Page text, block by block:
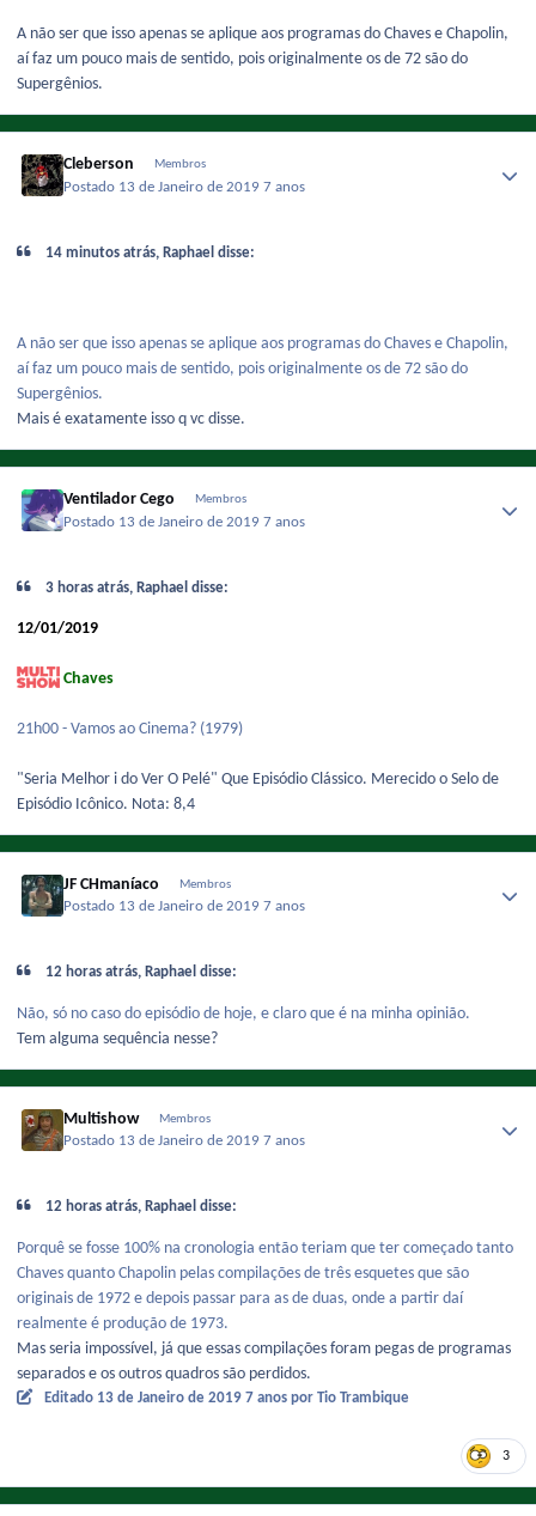
A não ser que isso apenas se aplique aos programas do Chaves e Chapolin,
aí faz um pouco mais de sentido, pois originalmente os de 72 são do
Supergênios.
Cleberson Membros
Postado 13 de Janeiro de 20197 anos
14 minutos atrás, Raphael disse:
A não ser que isso apenas se aplique aos programas do Chaves e Chapolin,
aí faz um pouco mais de sentido, pois originalmente os de 72 são do
Supergênios.
Mais é exatamente isso q vc disse.
Ventilador Cego Membros
Postado 13 de Janeiro de 20197 anos
3 horas atrás, Raphael disse:
12/01/2019
Chaves
21h00 - Vamos ao Cinema? (1979)
"Seria Melhor i do Ver O Pelé" Que Episódio Clássico. Merecido o Selo de
Episódio Icônico. Nota: 8,4
JF CHmaníaco Membros
Postado 13 de Janeiro de 2019 7 anos
12 horas atrás, Raphael disse:
Não, só no caso do episódio de hoje, e claro que é na minha opinião.
Tem alguma sequência nesse?
Multishow Membros
Postado 13 de Janeiro de 2019 7 anos
12 horas atrás, Raphael disse:
Porquê se fosse 100% na cronologia então teriam que ter começado tanto
Chaves quanto Chapolin pelas compilações de três esquetes que são
originais de 1972 e depois passar para as de duas, onde a partir daí
realmente é produção de 1973.
Mas seria impossível, já que essas compilações foram pegas de programas
separados e os outros quadros são perdidos.
Editado 13 de Janeiro de 2019 7 anos por Tio Trambique
3